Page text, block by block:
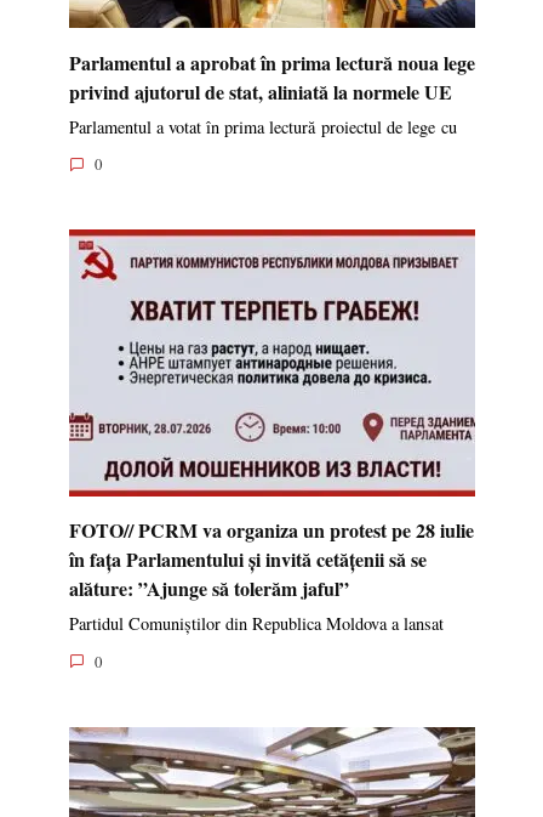
Parlamentul a aprobat în prima lectură noua lege
privind ajutorul de stat, aliniată la normele UE
Parlamentul a votat în prima lectură proiectul de lege cu
0
FOTO// PCRM va organiza un protest pe 28 iulie
în fața Parlamentului și invită cetățenii să se
alăture: ”Ajunge să tolerăm jaful”
Partidul Comuniștilor din Republica Moldova a lansat
0